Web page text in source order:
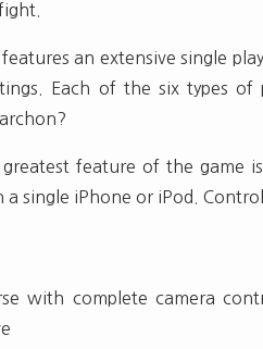
features an extensive single
Each of the six types of
greatest feature of the game
a single iPhone or iPod.
with complete camera